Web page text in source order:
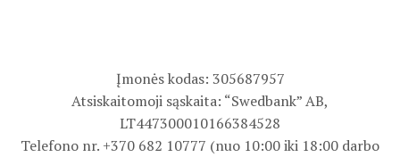
Įmonės kodas: 305687957
Atsiskaitomoji sąskaita: “Swedbank” AB,
LT447300010166384528
Telefono nr. +370 682 10777 (nuo 10:00 iki 18:00 darbo